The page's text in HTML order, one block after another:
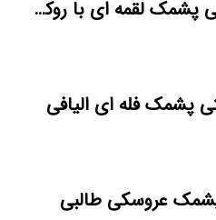
عرضه اینترنتی پشمک لقمه ای با روکش کاکائویی
پشمک فله ای الیافی
عروسکی طالبی